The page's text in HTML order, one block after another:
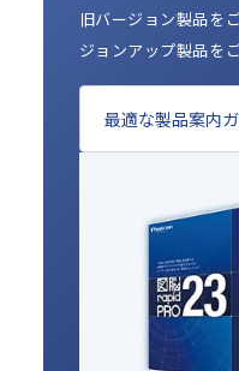
旧バージョン製品を
ジョンアップ製品を
最適な製品案内